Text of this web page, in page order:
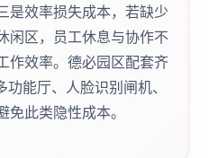
是效率损失成本，若缺少
闲区，员工休息与协作不
作效率。德必园区配套齐
能厅、人脸识别闸机、
免此类隐性成本。